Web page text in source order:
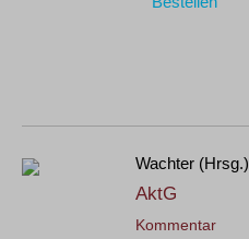
Wachter (Hrsg.)
AktG
Kommentar